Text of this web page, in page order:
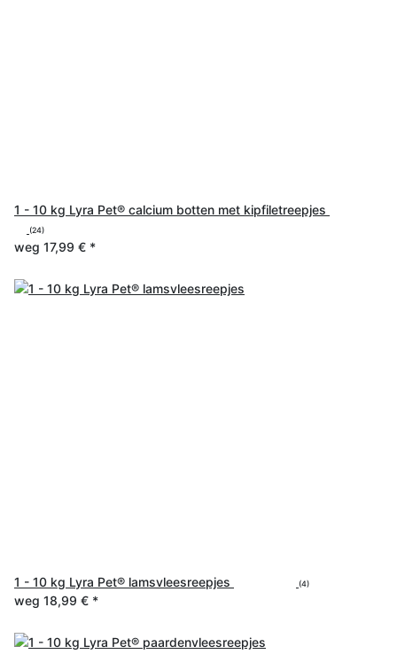
1 - 10 kg Lyra Pet® calcium botten met kipfiletreepjes
(24)
weg 17,99 € *
1 - 10 kg Lyra Pet® lamsvleesreepjes (4)
weg 18,99 € *